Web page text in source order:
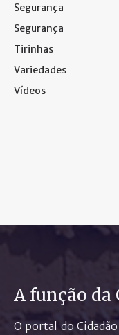
Segurança
Segurança
Tirinhas
Variedades
Vídeos
A função da
O portal do